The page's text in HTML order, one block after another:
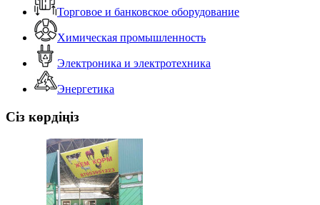
Торговое и банковское оборудование
Химическая промышленность
Электроника и электротехника
Энергетика
Сіз көрдіңіз